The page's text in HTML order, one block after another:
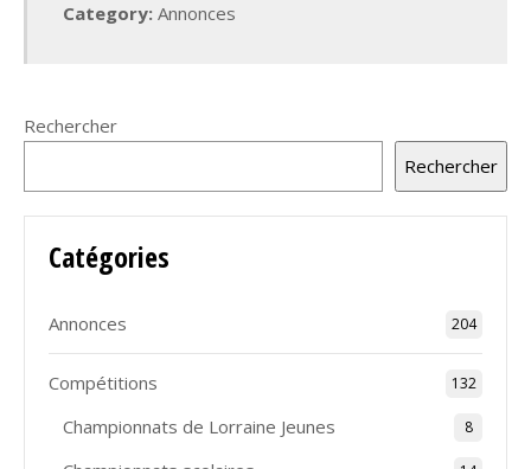
Category: Annonces
Rechercher
Rechercher
Catégories
Annonces 204
Compétitions 132
Championnats de Lorraine Jeunes 8